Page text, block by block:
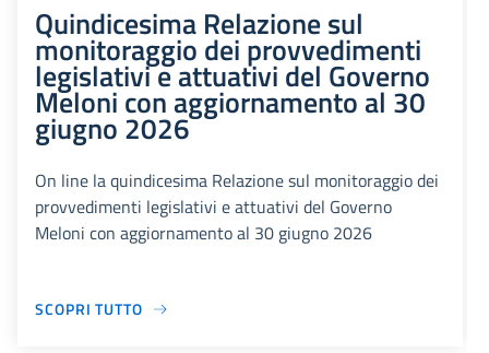
Quindicesima Relazione sul
monitoraggio dei provvedimenti
legislativi e attuativi del Governo
Meloni con aggiornamento al 30
giugno 2026
On line la quindicesima Relazione sul monitoraggio dei
provvedimenti legislativi e attuativi del Governo
Meloni con aggiornamento al 30 giugno 2026
SCOPRI TUTTO